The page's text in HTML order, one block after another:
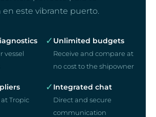
este vibrante puerto.
vessel
✓ Unlimited budgets
Receive and compare at
no cost to the shipowner
at Tropic
✓ Integrated chat
Direct and secure
communication